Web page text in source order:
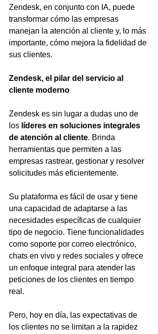
Zendesk, en conjunto con IA, puede
transformar cómo las empresas
manejan la atención al cliente y, lo más
importante, cómo mejora la fidelidad de
sus clientes.
Zendesk, el pilar del servicio al
cliente moderno
Zendesk es sin lugar a dudas uno de
los líderes en soluciones integrales
de atención al cliente. Brinda
herramientas que permiten a las
empresas rastrear, gestionar y resolver
solicitudes más eficientemente.
Su plataforma es fácil de usar y tiene
una capacidad de adaptarse a las
necesidades específicas de cualquier
tipo de negocio. Tiene funcionalidades
como soporte por correo electrónico,
chats en vivo y redes sociales y ofrece
un enfoque integral para atender las
peticiones de los clientes en tiempo
real.
Pero, hoy en día, las expectativas de
los clientes no se limitan a la rapidez